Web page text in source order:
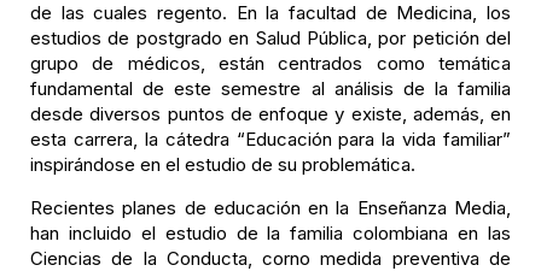
de las cuales regento. En la facultad de Medicina, los
estudios de postgrado en Salud Pública, por petición del
grupo de médicos, están centrados como temática
fundamental de este semestre al análisis de la familia
desde diversos puntos de enfoque y existe, además, en
esta carrera, la cátedra “Educación para la vida familiar”
inspirándose en el estudio de su problemática.
Recientes planes de educación en la Enseñanza Media,
han incluido el estudio de la familia colombiana en las
Ciencias de la Conducta, corno medida preventiva de